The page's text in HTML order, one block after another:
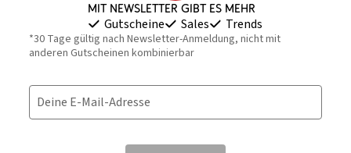
Mit Newsletter gibt es mehr
Gutscheine Sales Trends
*30 Tage gültig nach Newsletter-Anmeldung, nicht mit
anderen Gutscheinen kombinierbar
Deine E-Mail-Adresse